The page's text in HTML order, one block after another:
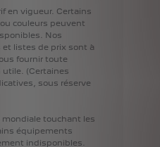
en vigueur. Certains
ou couleurs peuvent
Nos
et listes de prix sont à
fournir toute
utile. (Certaines
sous réserve
mondiale touchant les
équipements
indisponibles.